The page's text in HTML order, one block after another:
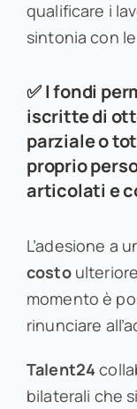
qualificare i
sintonia con
✅ I fondi
iscritte di
parziale o
proprio
articolati e
L’adesione a
costo
momento è
rinunciare
Talent24
bilaterali che